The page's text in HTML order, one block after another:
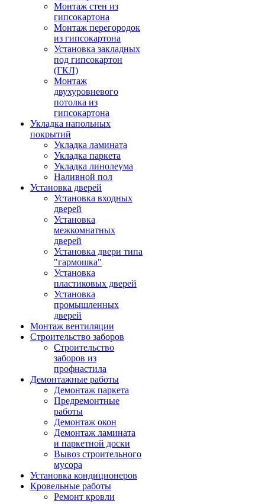
Монтаж стен из
гипсокартона
Монтаж перегородок
из гипсокартона
Установка закладных
под гипсокартон
(ГКЛ)
Монтаж
двухуровневого
потолка из
гипсокартона
Укладка напольных
покрытий
Укладка ламината
Укладка паркета
Укладка линолеума
Наливной пол
Установка дверей
Установка входных
дверей
Установка
межкомнатных
дверей
Установка двери типа
"гармошка"
Установка
пластиковых дверей
Установка
промышленных
дверей
Монтаж вентиляции
Строительство заборов
Строительство
заборов из
профнастила
Демонтажные работы
Демонтаж паркета
Предремонтные
работы
Демонтаж окон
Демонтаж ламината
и паркетной доски
Вывоз строительного
мусора
Установка кондиционеров
Кровельные работы
Ремонт кровли